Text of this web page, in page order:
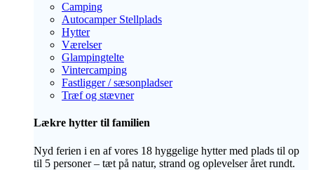
Camping
Autocamper Stellplads
Hytter
Værelser
Glampingtelte
Vintercamping
Fastligger / sæsonpladser
Træf og stævner
Lækre hytter til familien
Nyd ferien i en af vores 18 hyggelige hytter med plads til op
til 5 personer – tæt på natur, strand og oplevelser året rundt.